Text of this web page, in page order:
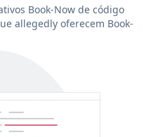
Book-Now de código
allegedly oferecem Book-